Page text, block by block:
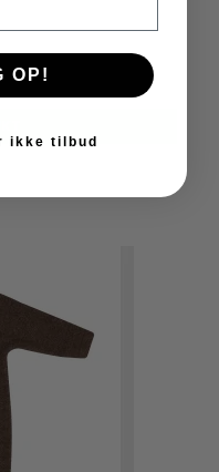
OP!
ikke tilbud